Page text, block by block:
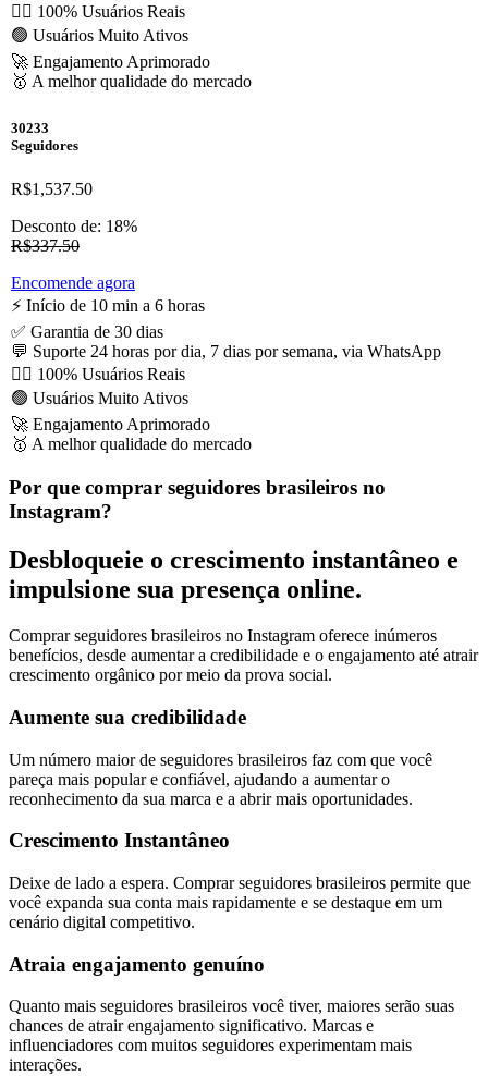
🙋‍♂️ 100% Usuários Reais
🟢 Usuários Muito Ativos
🚀 Engajamento Aprimorado
🥇 A melhor qualidade do mercado
30233
Seguidores
R$1,537.50
Desconto de: 18%
R$337.50
Encomende agora
⚡️ Início de 10 min a 6 horas
✅ Garantia de 30 dias
💬 Suporte 24 horas por dia, 7 dias por semana, via WhatsApp
🙋‍♂️ 100% Usuários Reais
🟢 Usuários Muito Ativos
🚀 Engajamento Aprimorado
🥇 A melhor qualidade do mercado
Por que comprar seguidores brasileiros no
Instagram?
Desbloqueie o crescimento instantâneo e
impulsione sua presença online.
Comprar seguidores brasileiros no Instagram oferece inúmeros
benefícios, desde aumentar a credibilidade e o engajamento até atrair
crescimento orgânico por meio da prova social.
Aumente sua credibilidade
Um número maior de seguidores brasileiros faz com que você
pareça mais popular e confiável, ajudando a aumentar o
reconhecimento da sua marca e a abrir mais oportunidades.
Crescimento Instantâneo
Deixe de lado a espera. Comprar seguidores brasileiros permite que
você expanda sua conta mais rapidamente e se destaque em um
cenário digital competitivo.
Atraia engajamento genuíno
Quanto mais seguidores brasileiros você tiver, maiores serão suas
chances de atrair engajamento significativo. Marcas e
influenciadores com muitos seguidores experimentam mais
interações.